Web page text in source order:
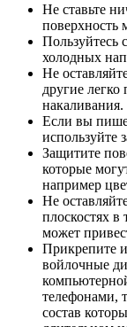
Не ставьте
поверхность
Пользуйтесь
холодных
Не
другие
накаливания.
Если вы
используйте
Защитите
которые
например
Не
плоскостях в
может
Прикрепите
войлочные
телефонами,
состав